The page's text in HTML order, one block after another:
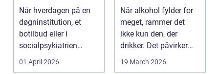
du den rette hjælp
Når hverdagen på en
døgninstitution, et
botilbud eller i
socialpsykiatrien
pludselig ændrer sig,
kan...
01 April 2026
Når alkohol fylder for
meget, rammer det
ikke kun den, der
drikker. Det påvirker
også familie, arbej...
19 March 2026